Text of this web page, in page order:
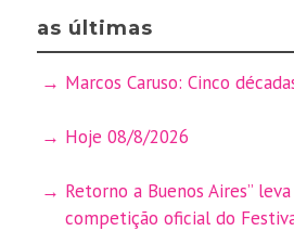
as últimas
Marcos Caruso: Cinco
Hoje 08/8/2026
Retorno a Buenos Aires”
competição oficial do